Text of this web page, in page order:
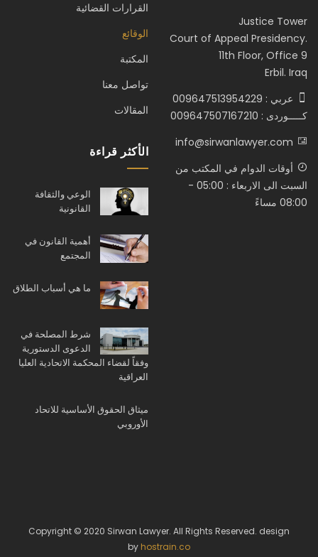
Justice Tower
Court of Appeal Presidency.
11th Floor, Office 9
Erbil. Iraq
عربي : 009647513954229
كـــــوردى : 009647507167210
info@sirwanlawyer.com
أوقات الدوام في المكتب من
السبت الى الاربعاء : 05:00 -
08:00 مساءً
القرارات القضائية
الوقائع
المكتبة
تواصل معنا
المقالات
الأكثر قراءة
الوعي والثقافة
القانونية
أهمية القانون في
المجتمع
ما هي أسباب الطلاق
شرط المصلحة في
الدعوى الدستورية
وفقاً لقضاء المحكمة الاتحادية العليا
العراقية
ميثاق الحقوق الأساسية للاتحاد
الأوروبي
Copyright © 2020 Sirwan Lawyer. All Rights Reserved. design
by hostrain.co